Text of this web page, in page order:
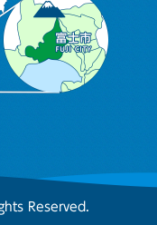
Reserved.